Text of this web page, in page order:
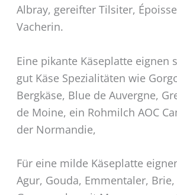
Albray, gereifter Tilsiter,
Vacherin.
Eine pikante Käseplatte eignen
gut Käse Spezialitäten wie
Bergkäse, Blue de Auvergne,
de Moine, ein Rohmilch AOC
der Normandie,
Für eine milde Käseplatte
Agur, Gouda, Emmentaler,